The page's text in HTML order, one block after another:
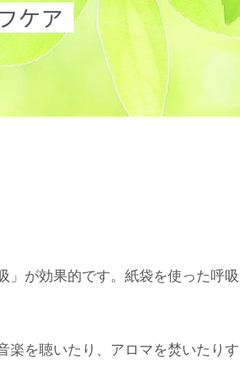
ケア
が効果的です。紙袋を使った呼
を聴いたり、アロマを焚いたりす